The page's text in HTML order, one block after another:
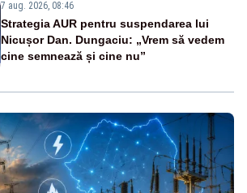
7 aug. 2026, 08:46
Strategia AUR pentru suspendarea lui
Nicușor Dan. Dungaciu: „Vrem să vedem
cine semnează și cine nu”